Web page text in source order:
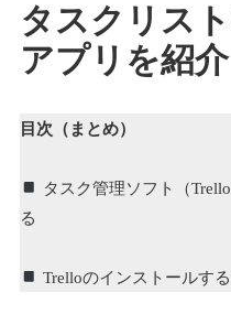
タスクリス
アプリを紹介
目次（まとめ）
タスク管理ソフト（
る
Trelloのインストールす